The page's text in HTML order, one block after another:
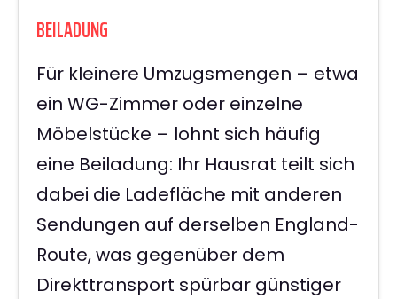
BEILADUNG
Für kleinere Umzugsmengen – etwa
ein WG-Zimmer oder einzelne
Möbelstücke – lohnt sich häufig
eine Beiladung: Ihr Hausrat teilt sich
dabei die Ladefläche mit anderen
Sendungen auf derselben England-
Route, was gegenüber dem
Direkttransport spürbar günstiger